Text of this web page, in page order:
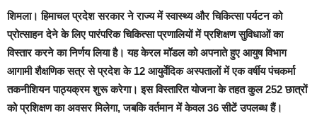
शिमला। हिमाचल प्रदेश सरकार ने राज्य में स्वास्थ्य और चिकित्सा पर्यटन को
प्रोत्साहन देने के लिए पारंपरिक चिकित्सा प्रणालियों में प्रशिक्षण सुविधाओं का
विस्तार करने का निर्णय लिया है। यह केरल मॉडल को अपनाते हुए आयुष विभाग
आगामी शैक्षणिक सत्र से प्रदेश के 12 आयुर्वेदिक अस्पतालों में एक वर्षीय पंचकर्मा
तकनीशियन पाठ्यक्रम शुरू करेगा। इस विस्तारित योजना के तहत कुल 252 छात्रों
को प्रशिक्षण का अवसर मिलेगा, जबकि वर्तमान में केवल 36 सीटें उपलब्ध हैं।